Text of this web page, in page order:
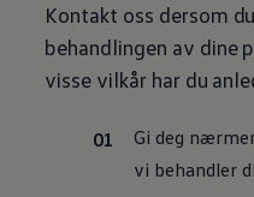
Kontakt oss dersom
behandlingen av dine
visse vilkår har du
Gi deg
vi behandler